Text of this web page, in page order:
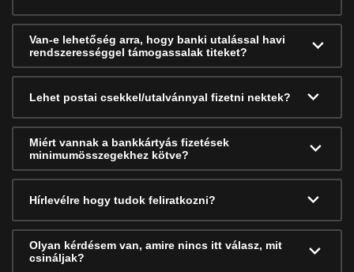
Van-e lehetőség arra, hogy banki utalással havi
rendszerességgel támogassalak titeket?
Lehet postai csekkel/utalvánnyal fizetni nektek?
Miért vannak a bankkártyás fizetések
minimumösszegekhez kötve?
Hírlevélre hogy tudok feliratkozni?
Olyan kérdésem van, amire nincs itt válasz, mit
csináljak?